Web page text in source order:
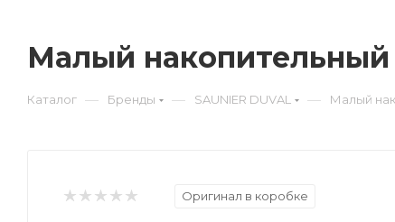
Малый накопительный
Каталог — Бренды — SAUNIER DUVAL — Малый
Оригинал в коробке